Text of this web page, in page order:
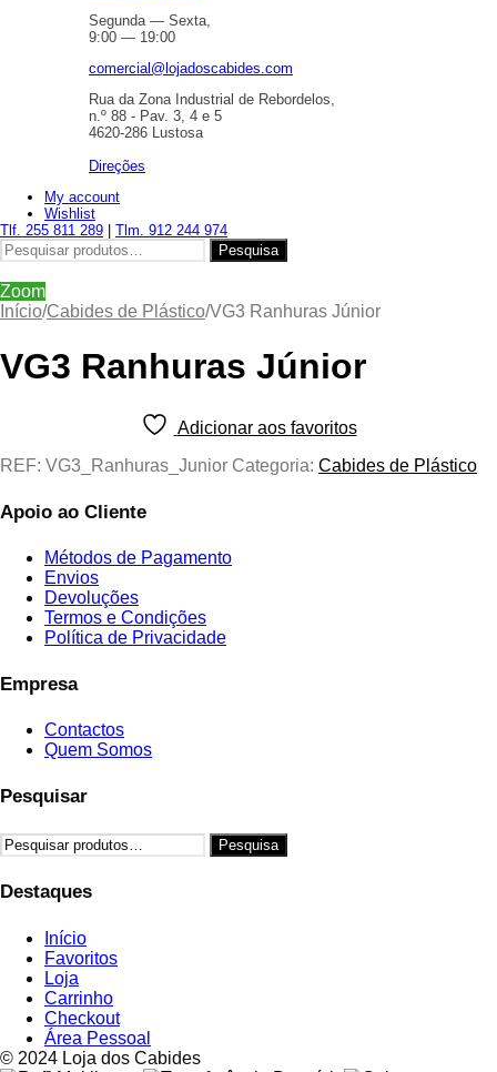
Segunda — Sexta,
9:00 — 19:00
comercial@lojadoscabides.com
Rua da Zona Industrial de Rebordelos,
n.º 88 - Pav. 3, 4 e 5
4620-286 Lustosa
Direções
My account
Wishlist
Tlf. 255 811 289
Tlm. 912 244 974
Pesquisar
por:
Pesquisa
Zoom
Início/Cabides de Plástico/VG3 Ranhuras Júnior
VG3 Ranhuras Júnior
Adicionar aos favoritos
REF: VG3_Ranhuras_Junior Categoria: Cabides de Plástico
Apoio ao Cliente
Métodos de Pagamento
Envios
Devoluções
Termos e Condições
Política de Privacidade
Empresa
Contactos
Quem Somos
Pesquisar
Pesquisar
por:
Pesquisa
Destaques
Início
Favoritos
Loja
Carrinho
Checkout
Área Pessoal
© 2024 Loja dos Cabides